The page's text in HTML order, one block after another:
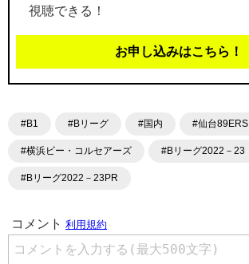
視聴できる！
お申し込みはこちら！
#B1 #Bリーグ #国内 #仙台89ERS
#横浜ビー・コルセアーズ #Bリーグ2022－23
#Bリーグ2022－23PR